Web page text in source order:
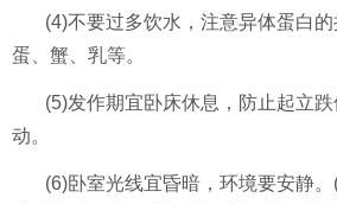
(4)不要过多饮水，注意异体蛋白的
蛋、蟹、乳等。
(5)发作期宜卧床休息，防止起立
动。
(6)卧室光线宜昏暗，环境要安静